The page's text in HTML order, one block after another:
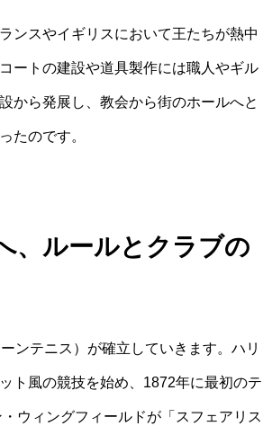
ンスやイギリスにおいて王たちが熱中
ートの建設や道具製作には職人やギル
から発展し、教会から街のホールへと
たのです。
、ルールとクラブの
ンテニス）が確立していきます。ハリ
ト風の競技を始め、1872年に最初のテ
ウィングフィールドが「スフェアリス